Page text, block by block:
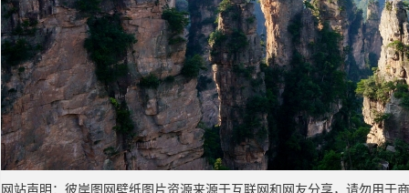
网站声明：彼岸图网壁纸图片资源来源于互联网和网友分享，请勿用